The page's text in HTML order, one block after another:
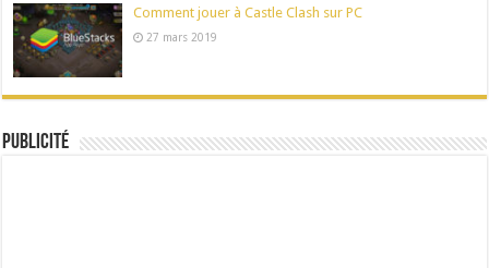
Comment jouer à Castle Clash sur PC
27 mars 2019
Publicité